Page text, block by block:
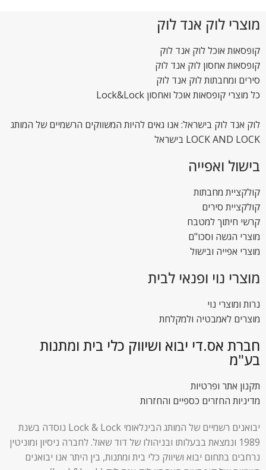
מוצרי לוק אנד לוק
קופסאות אוכל לוק אנד לוק
קופסאות אחסון לוק אנד לוק
סירים ומחבתות לוק אנד לוק
כל מוצרי קופסאות אוכל ואחסון Lock&Lock
לוק אנד לוק בישראל: אנו גאים להיות המשווקים הרשמיים של המותג
LOCK AND LOCK בישראל
בישול ואפייה
קולקציית מחבתות
קולקציית סירים
קרשי חיתוך למטבח
מוצרי הגשה וסכו"ם
מוצרי אפייה ובישול
מוצרי נוי ופנאי לבית
נרות ומוצרי נוי
מוצרים לאמבטיה ולמקלחת
חברת אס.די יבוא ושיווק כלי בית ומתנות
בע"מ
תקנון אתר ופרטיות
מדיניות החזרים כספיים והחזרות
יבואנים רשמיים של המותג הבינלאומי Lock & Lock נוסדה בשנת
1989 ונמצאת בבעלותו ובניהולו של דוד שאול. לחברה ניסיון ומוניטין
נרחבים בתחום יבוא ושיווק כלי בית ומתנות, בין היתר אנו יבואנים